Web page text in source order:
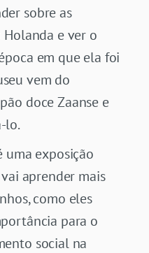
sobre as
e ver o
em que ela foi
vem do
doce Zaanse e
lo.
uma exposição
aprender mais
como eles
para o
social na